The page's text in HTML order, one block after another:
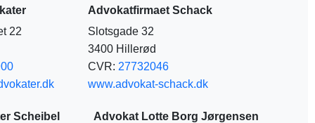
22
Advokatfirmaet Schack
Slotsgade 32
3400 Hillerød
CVR: 27732046
www.advokat-schack.dk
Scheibel
Advokat Lotte Borg Jørgensen